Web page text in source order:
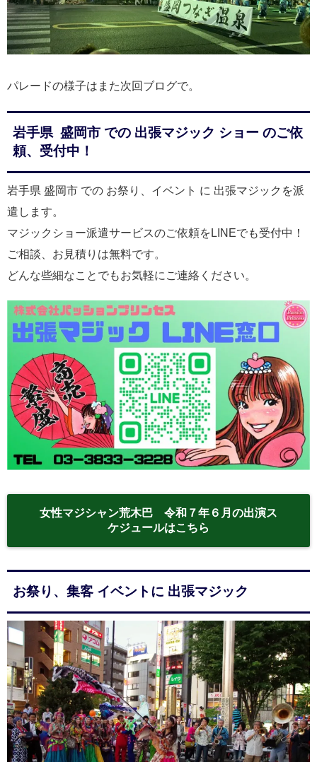
パレードの様子はまた次回ブログで。
岩手県 盛岡市 での 出張マジック ショー のご依
頼、受付中！
岩手県 盛岡市 での お祭り、イベント に 出張マジックを派
遣します。
マジックショー派遣サービスのご依頼をLINEでも受付中！
ご相談、お見積りは無料です。
どんな些細なことでもお気軽にご連絡ください。
女性マジシャン荒木巴 令和７年６月の出演ス
ケジュールはこちら
お祭り、集客 イベントに 出張マジック